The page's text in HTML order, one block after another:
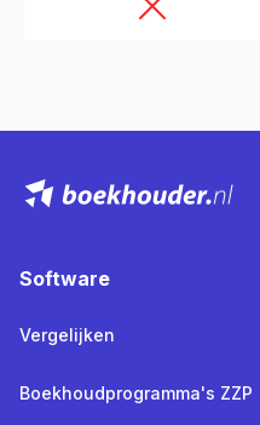
Software
Vergelijken
Boekhoudprogramma's ZZP